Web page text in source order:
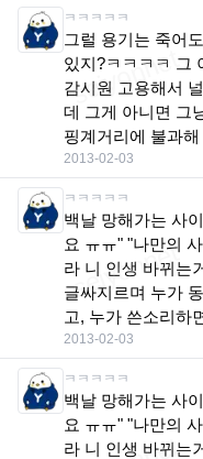
ㅋㅋㅋㅋㅋ
그럴 용기는 죽어
있지?ㅋㅋㅋㅋ 그
감시원 고용해서
데 그게 아니면 그
핑계거리에 불과해
2013-02-03
ㅋㅋㅋㅋㅋ
백날 망해가는 사
요 ㅠㅠ" "나만의
라 니 인생 바뀌는
글싸지르며 누가
고, 누가 쓴소리하
2013-02-03
ㅋㅋㅋㅋㅋ
백날 망해가는 사
요 ㅠㅠ" "나만의
라 니 인생 바뀌는